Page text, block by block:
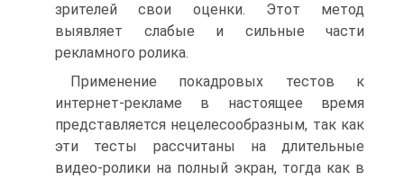
зрителей свои оценки. Этот метод
выявляет слабые и сильные части
рекламного ролика.
Применение покадровых тестов к
интернет-рекламе в настоящее время
представляется нецелесообразным, так как
эти тесты рассчитаны на длительные
видео-ролики на полный экран, тогда как в